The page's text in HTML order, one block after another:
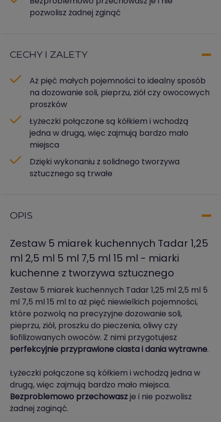
pozwolisz żadnej zginąć
CECHY I ZALETY
Aż pięć małych pojemności to idealny sposób
na dozowanie soli, pieprzu, ziół czy owocowych
proszków
Łyżeczki połączone są kółkiem i wchodzą
jedna w drugą, więc zajmują bardzo mało
miejsca
Dzięki wykonaniu z solidnego tworzywa
sztucznego są trwałe
OPIS
Zestaw 5 miarek kuchennych Tadar 1,25
ml 2,5 ml 5 ml 7,5 ml 15 ml - miarki
kuchenne z tworzywa sztucznego
Zestaw 5 miarek kuchennych Tadar 1,25 ml 2,5 ml 5
ml 7,5 ml 15 ml to aż pięć niewielkich pojemności,
które pozwolą na precyzyjne dozowanie soli,
pieprzu, ziół, proszku do pieczenia, oliwy czy
liofilizowanych owoców. Z nimi przygotujesz
perfekcyjnie przyprawione ciasta i dania wytrawne.
Łyżeczki połączone są kółkiem i wchodzą jedna w
drugą, więc zajmują bardzo mało miejsca.
Bezproblemowo przechowaszje i nie pozwolisz
żadnej zaginąć.